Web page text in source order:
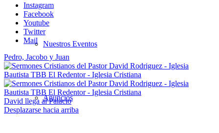
Nuestros Eventos
Anuncios
Instagram
Facebook
Youtube
Twitter
Mail
Pedro, Jacobo y Juan
David llega al Palacio
Desplazarse hacia arriba